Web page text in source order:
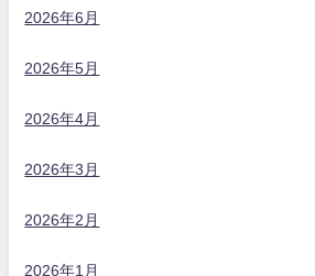
2026年6月
2026年5月
2026年4月
2026年3月
2026年2月
2026年1月